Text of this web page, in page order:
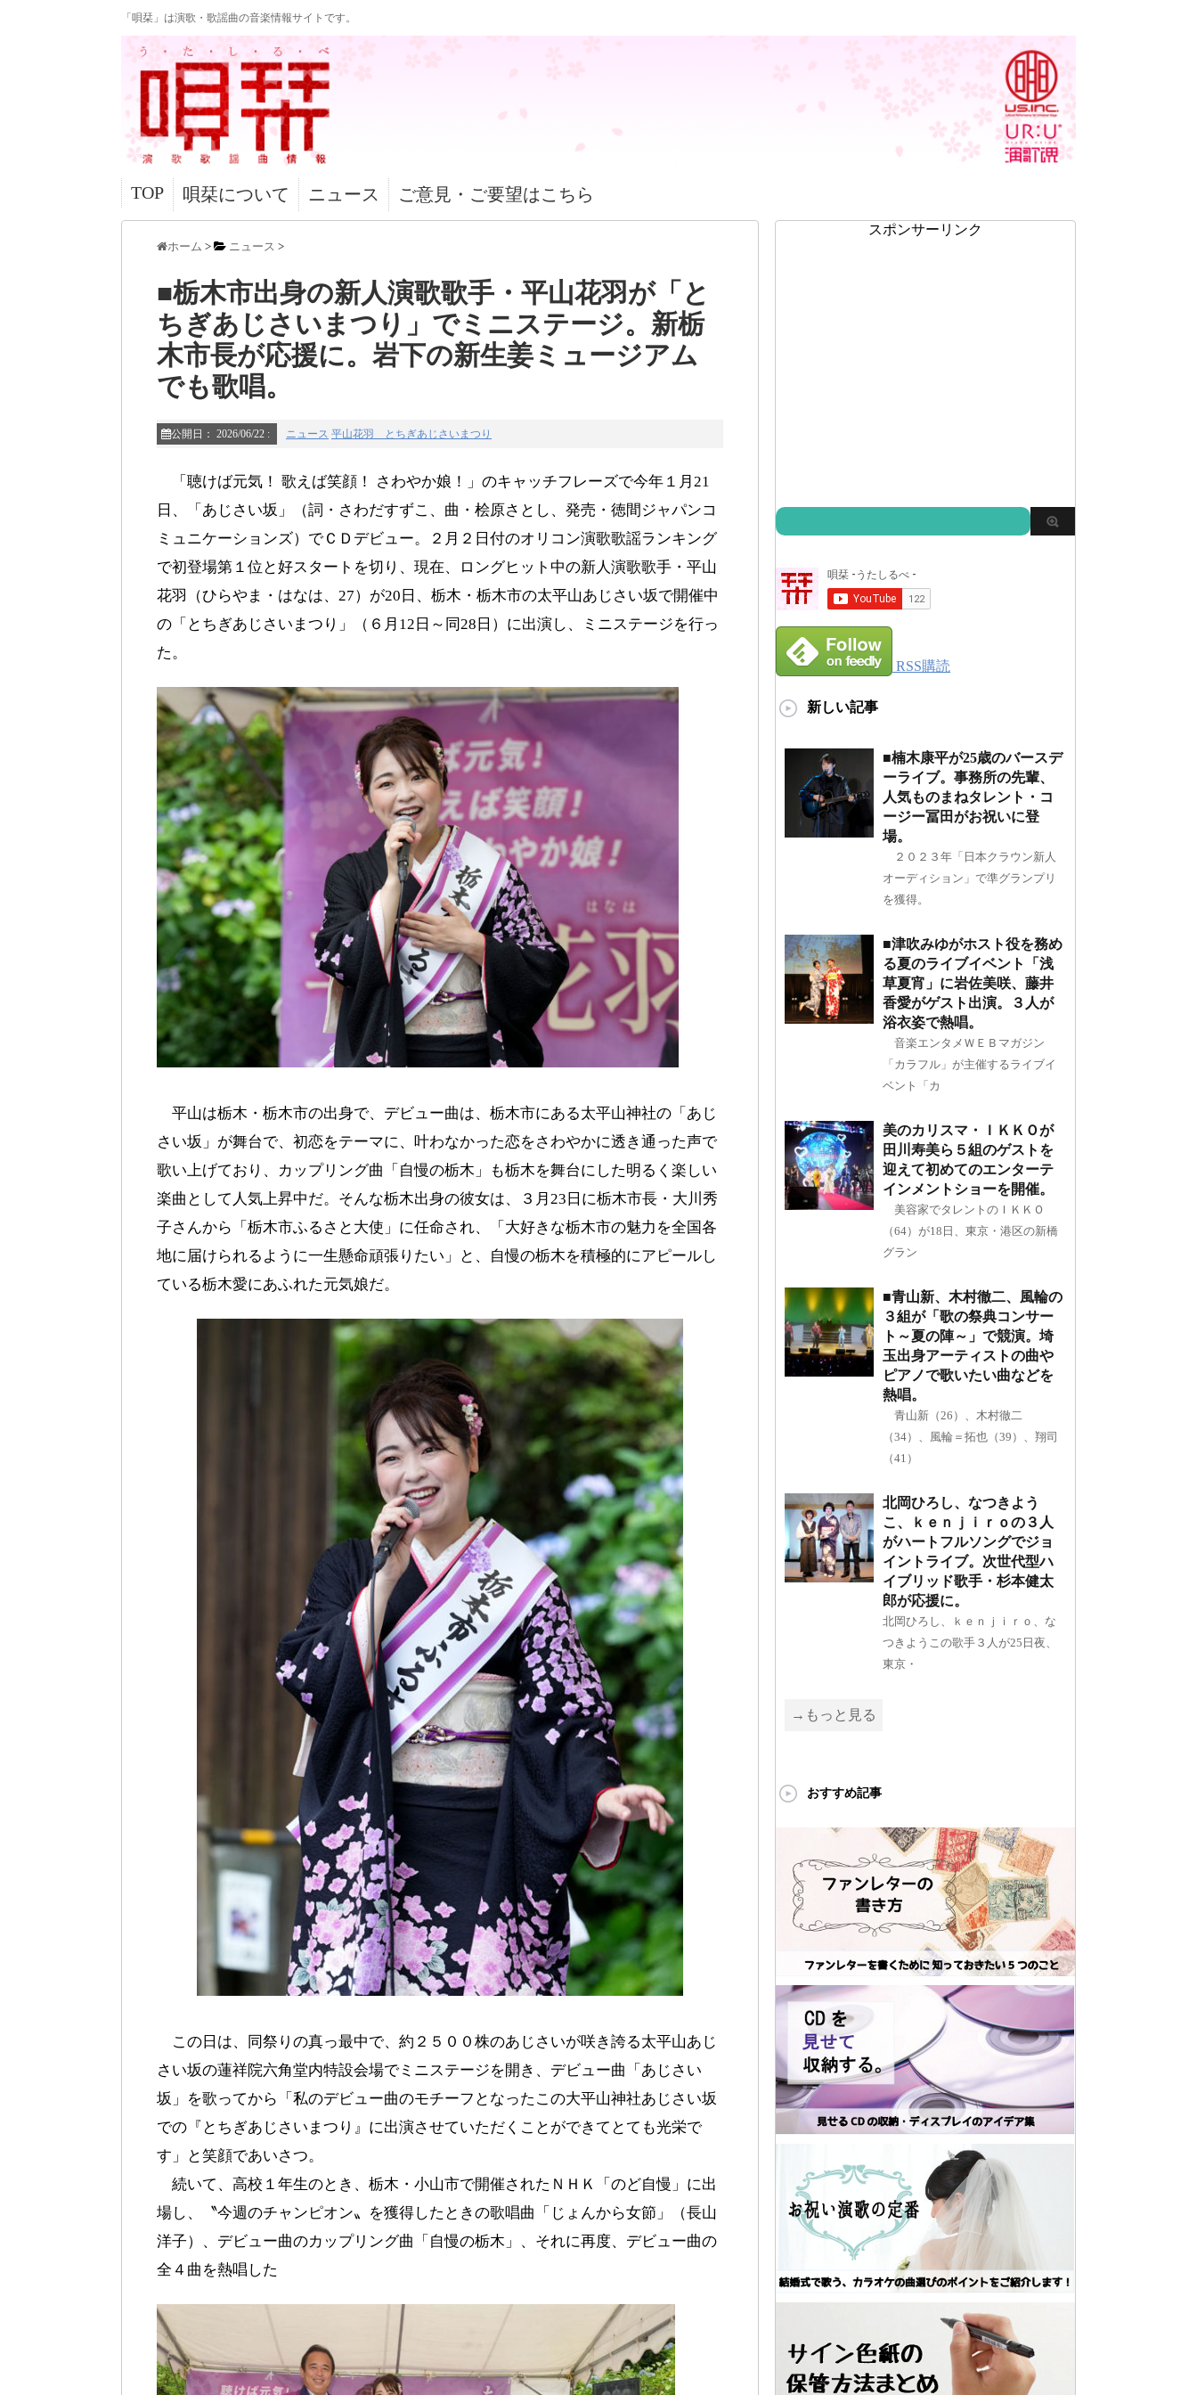
「唄栞」は演歌・歌謡曲の音楽情報サイトです。
TOP 唄栞について ニュース ご意見・ご要望はこちら
ホーム > ニュース >
■栃木市出身の新人演歌歌手・平山花羽が「と
ちぎあじさいまつり」でミニステージ。新栃
木市長が応援に。岩下の新生姜ミュージアム
でも歌唱。
公開日： 2026/06/22 : ニュース 平山花羽 とちぎあじさいまつり
「聴けば元気！ 歌えば笑顔！ さわやか娘！」のキャッチフレーズで今年１月21
日、「あじさい坂」（詞・さわだすずこ、曲・桧原さとし、発売・徳間ジャパンコ
ミュニケーションズ）でＣＤデビュー。２月２日付のオリコン演歌歌謡ランキング
で初登場第１位と好スタートを切り、現在、ロングヒット中の新人演歌歌手・平山
花羽（ひらやま・はなは、27）が20日、栃木・栃木市の太平山あじさい坂で開催中
の「とちぎあじさいまつり」（６月12日～同28日）に出演し、ミニステージを行っ
た。
平山は栃木・栃木市の出身で、デビュー曲は、栃木市にある太平山神社の「あじ
さい坂」が舞台で、初恋をテーマに、叶わなかった恋をさわやかに透き通った声で
歌い上げており、カップリング曲「自慢の栃木」も栃木を舞台にした明るく楽しい
楽曲として人気上昇中だ。そんな栃木出身の彼女は、３月23日に栃木市長・大川秀
子さんから「栃木市ふるさと大使」に任命され、「大好きな栃木市の魅力を全国各
地に届けられるように一生懸命頑張りたい」と、自慢の栃木を積極的にアピールし
ている栃木愛にあふれた元気娘だ。
この日は、同祭りの真っ最中で、約２５００株のあじさいが咲き誇る太平山あじ
さい坂の蓮祥院六角堂内特設会場でミニステージを開き、デビュー曲「あじさい
坂」を歌ってから「私のデビュー曲のモチーフとなったこの大平山神社あじさい坂
での『とちぎあじさいまつり』に出演させていただくことができてとても光栄で
す」と笑顔であいさつ。
続いて、高校１年生のとき、栃木・小山市で開催されたＮＨＫ「のど自慢」に出
場し、〝今週のチャンピオン〟を獲得したときの歌唱曲「じょんから女節」（長山
洋子）、デビュー曲のカップリング曲「自慢の栃木」、それに再度、デビュー曲の
全４曲を熱唱した
スポンサーリンク
RSS購読
新しい記事
■楠木康平が25歳のバースデ
ーライブ。事務所の先輩、
人気ものまねタレント・コ
ージー冨田がお祝いに登
場。
２０２３年「日本クラウン新人
オーディション」で準グランプリ
を獲得。
■津吹みゆがホスト役を務め
る夏のライブイベント「浅
草夏宵」に岩佐美咲、藤井
香愛がゲスト出演。３人が
浴衣姿で熱唱。
音楽エンタメＷＥＢマガジン
「カラフル」が主催するライブイ
ベント「カ
美のカリスマ・ＩＫＫＯが
田川寿美ら５組のゲストを
迎えて初めてのエンターテ
インメントショーを開催。
美容家でタレントのＩＫＫＯ
（64）が18日、東京・港区の新橋
グラン
■青山新、木村徹二、風輪の
３組が「歌の祭典コンサー
ト～夏の陣～」で競演。埼
玉出身アーティストの曲や
ピアノで歌いたい曲などを
熱唱。
青山新（26）、木村徹二
（34）、風輪＝拓也（39）、翔司
（41）
北岡ひろし、なつきよう
こ、ｋｅｎｊｉｒｏの３人
がハートフルソングでジョ
イントライブ。次世代型ハ
イブリッド歌手・杉本健太
郎が応援に。
北岡ひろし、ｋｅｎｊｉｒｏ、な
つきようこの歌手３人が25日夜、
東京・
→もっと見る
おすすめ記事